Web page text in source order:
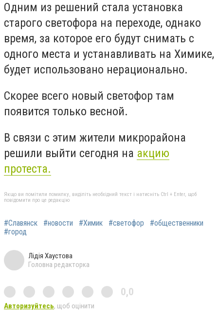
Одним из решений стала установка
старого светофора на переходе, однако
время, за которое его будут снимать с
одного места и устанавливать на Химике,
будет использовано нерационально.
Скорее всего новый светофор там
появится только весной.
В связи с этим жители микрорайона
решили выйти сегодня на акцию
протеста.
Якщо ви помітили помилку, виділіть необхідний текст і натисніть Ctrl + Enter, щоб
повідомити про це редакцію
#Славянск #новости #Химик #светофор
#общественники
#город
Лідія Хаустова
Головна редакторка
0,0
Авторизуйтесь, щоб оцінити